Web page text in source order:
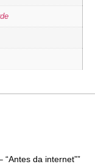
da internet””